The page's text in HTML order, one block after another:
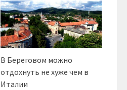
В Береговом можно
отдохнуть не хуже чем в
Италии